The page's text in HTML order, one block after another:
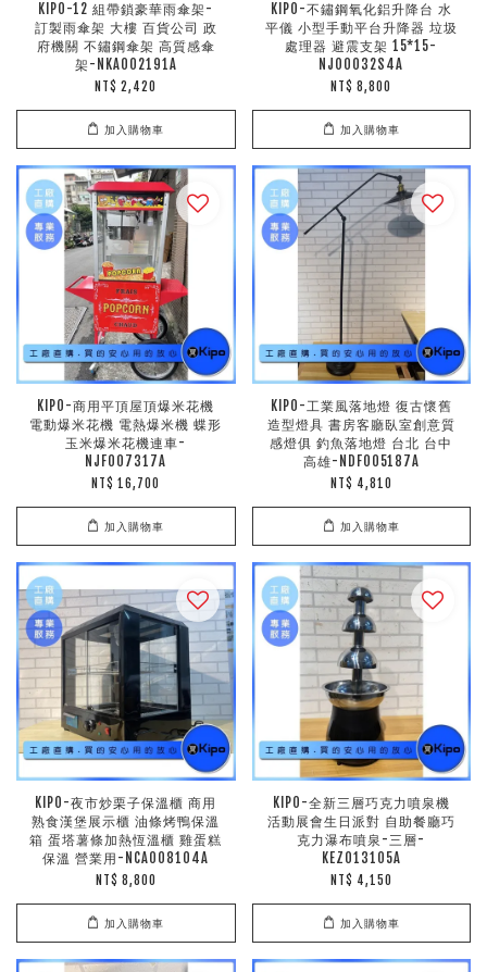
KIPO-12 組帶鎖豪華雨傘架-
訂製雨傘架 大樓 百貨公司 政
府機關 不鏽鋼傘架 高質感傘
架-NKA002191A
NT$ 2,420
加入購物車
KIPO-不鏽鋼氧化鋁升降台 水
平儀 小型手動平台升降器 垃圾
處理器 避震支架 15*15-
NJO0032S4A
NT$ 8,800
加入購物車
KIPO-商用平頂屋頂爆米花機
電動爆米花機 電熱爆米機 蝶形
玉米爆米花機連車-
NJF007317A
NT$ 16,700
加入購物車
KIPO-工業風落地燈 復古懷舊
造型燈具 書房客廳臥室創意質
感燈俱 釣魚落地燈 台北 台中
高雄-NDF005187A
NT$ 4,810
加入購物車
KIPO-夜市炒栗子保溫櫃 商用
熟食漢堡展示櫃 油條烤鴨保溫
箱 蛋塔薯條加熱恆溫櫃 雞蛋糕
保溫 營業用-NCA008104A
NT$ 8,800
加入購物車
KIPO-全新三層巧克力噴泉機
活動展會生日派對 自助餐廳巧
克力瀑布噴泉-三層-
KEZ013105A
NT$ 4,150
加入購物車